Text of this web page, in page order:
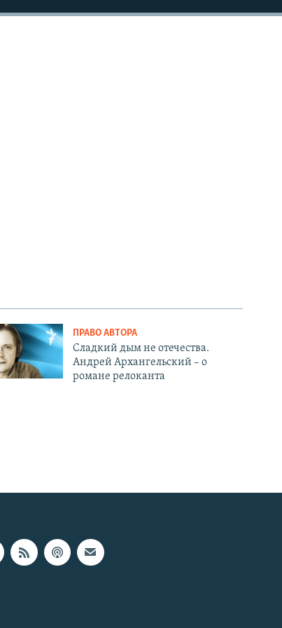
ПРАВО АВТОРА
Сладкий дым не отечества.
Андрей Архангельский – о
романе релоканта